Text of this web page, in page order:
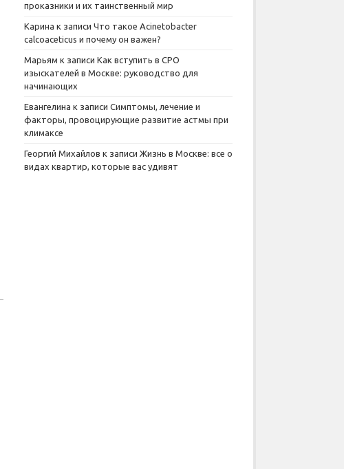
проказники и их таинственный мир
Карина к записи Что такое Acinetobacter
calcoaceticus и почему он важен?
Марьям к записи Как вступить в СРО
изыскателей в Москве: руководство для
начинающих
Евангелина к записи Симптомы, лечение и
факторы, провоцирующие развитие астмы при
климаксе
Георгий Михайлов к записи Жизнь в Москве: все о
видах квартир, которые вас удивят